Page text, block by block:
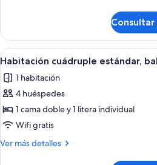
Room
(Privilege))
cuádruple
estándar,
balcón
Room
(Privilege))
Abrir
todas
las
fotos
de
Habitación
cuádruple
Una
1
Habitación cuádruple estándar,
1 habitación
4 huéspedes
1 cama doble y 1 litera individual
Wifi gratis
Ver más detalles
Más